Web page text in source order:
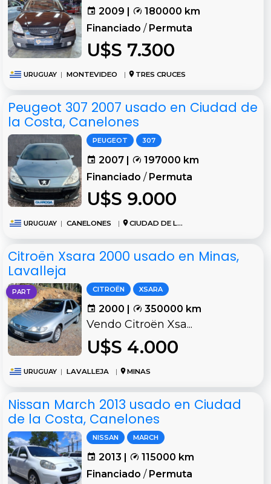
2009 |
180000 km
Financiado / Permuta
U$S 7.300
URUGUAY | MONTEVIDEO | TRES CRUCES
Peugeot 307 2007 usado en Ciudad de
la Costa, Canelones
PEUGEOT 307
2007 |
197000 km
Financiado / Permuta
U$S 9.000
URUGUAY | CANELONES | CIUDAD DE LA COSTA
Citroën Xsara 2000 usado en Minas,
Lavalleja
PART CITROËN XSARA
2000 | 350000 km
Vendo Citroën Xsa...
U$S 4.000
URUGUAY | LAVALLEJA | MINAS
Nissan March 2013 usado en Ciudad
de la Costa, Canelones
NISSAN MARCH
2013 |
115000 km
Financiado / Permuta